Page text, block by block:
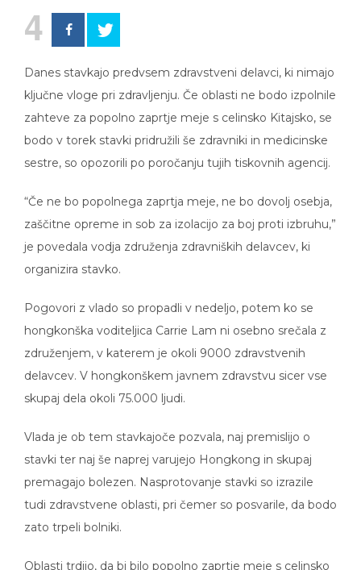
4
Danes stavkajo predvsem zdravstveni delavci, ki nimajo
ključne vloge pri zdravljenju. Če oblasti ne bodo izpolnile
zahteve za popolno zaprtje meje s celinsko Kitajsko, se
bodo v torek stavki pridružili še zdravniki in medicinske
sestre, so opozorili po poročanju tujih tiskovnih agencij.
“Če ne bo popolnega zaprtja meje, ne bo dovolj osebja,
zaščitne opreme in sob za izolacijo za boj proti izbruhu,”
je povedala vodja združenja zdravniških delavcev, ki
organizira stavko.
Pogovori z vlado so propadli v nedeljo, potem ko se
hongkonška voditeljica Carrie Lam ni osebno srečala z
združenjem, v katerem je okoli 9000 zdravstvenih
delavcev. V hongkonškem javnem zdravstvu sicer vse
skupaj dela okoli 75.000 ljudi.
Vlada je ob tem stavkajoče pozvala, naj premislijo o
stavki ter naj še naprej varujejo Hongkong in skupaj
premagajo bolezen. Nasprotovanje stavki so izrazile
tudi zdravstvene oblasti, pri čemer so posvarile, da bodo
zato trpeli bolniki.
Oblasti trdijo, da bi bilo popolno zaprtje meje s celinsko